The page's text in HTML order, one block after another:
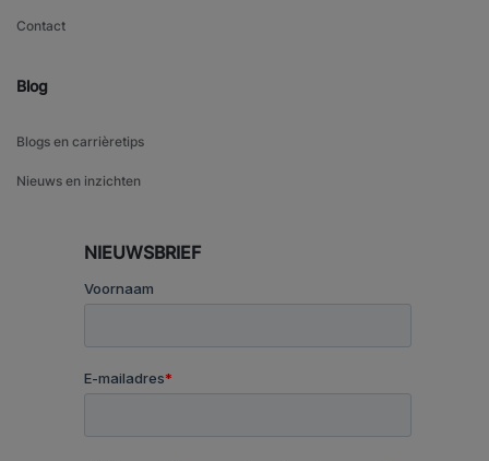
Contact
Blog
Blogs en carrièretips
Nieuws en inzichten
NIEUWSBRIEF